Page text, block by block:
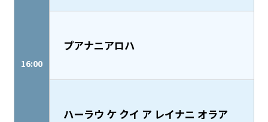
16:00
プアナニアロハ
ハーラウ ケ クイ ア レイナニ オラア